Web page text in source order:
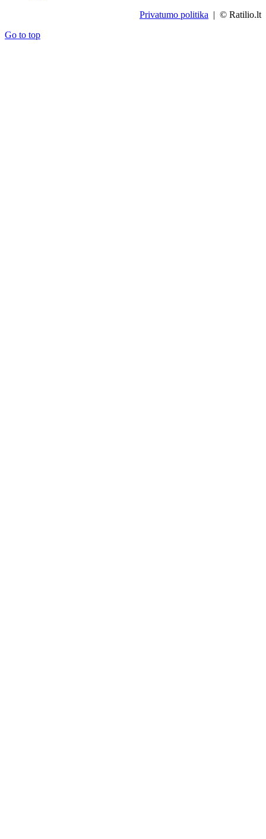
Privatumo politika | © Ratilio.lt
Go to top